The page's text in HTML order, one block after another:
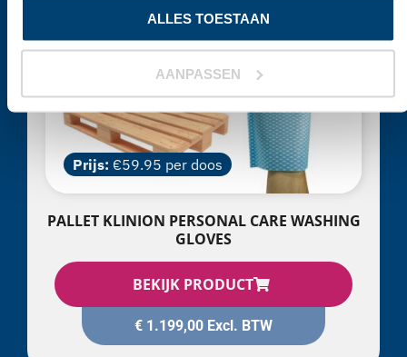
ALLES TOESTAAN
AANPASSEN
Prijs: €59.95 per doos
PALLET KLINION PERSONAL CARE WASHING
GLOVES
BEKIJK PRODUCT
€ 1.199,00 Excl. BTW